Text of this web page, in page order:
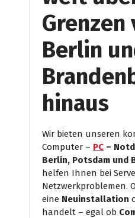
Grenzen
Berlin
hinaus
Wir bieten unseren
Computer – PC –
Berlin, Potsdam und
helfen Ihnen bei
Netzwerkproblemen.
eine Neuinstallation
handelt – egal ob